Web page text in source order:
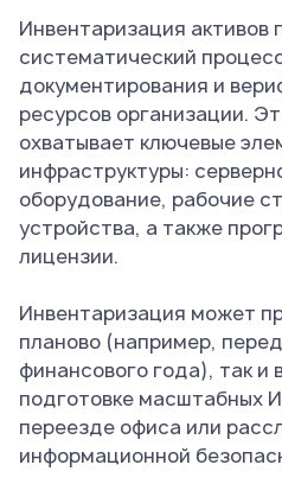
Инвентаризация активов
систематический
документирования и
ресурсов организации.
охватывает ключевые
инфраструктуры:
оборудование, рабочие
устройства, а также
лицензии.
Инвентаризация может
планово (например,
финансового года), так и
подготовке масштабных
переезде офиса или
информационной